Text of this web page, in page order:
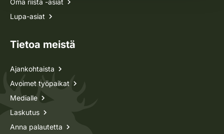
Oma riista -asiat
Lupa-asiat
Tietoa meistä
Ajankohtaista
Avoimet työpaikat
Medialle
Laskutus
Anna palautetta